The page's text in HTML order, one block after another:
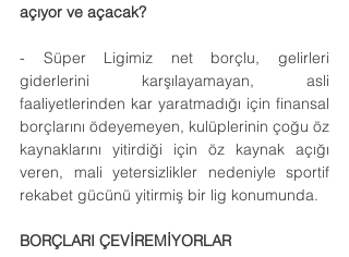
açıyor ve açacak?
- Süper Ligimiz net borçlu, gelirleri
giderlerini karşılayamayan, asli
faaliyetlerinden kar yaratmadığı için finansal
borçlarını ödeyemeyen, kulüplerinin çoğu öz
kaynaklarını yitirdiği için öz kaynak açığı
veren, mali yetersizlikler nedeniyle sportif
rekabet gücünü yitirmiş bir lig konumunda.
BORÇLARI ÇEVİREMİYORLAR